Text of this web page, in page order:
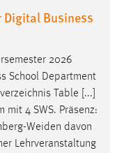
Digital Business
2026
School Department
Table [...]
mit 4 SWS. Präsenz:
Weiden davon
Lehrveranstaltung